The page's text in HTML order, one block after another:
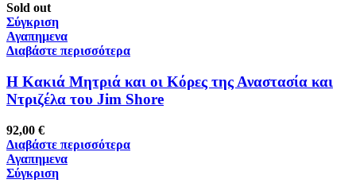
Sold out
Σύγκριση
Αγαπημενα
Διαβάστε περισσότερα
Η Κακιά Μητριά και οι Κόρες της Αναστασία και
Ντριζέλα του Jim Shore
92,00 €
Διαβάστε περισσότερα
Αγαπημενα
Σύγκριση